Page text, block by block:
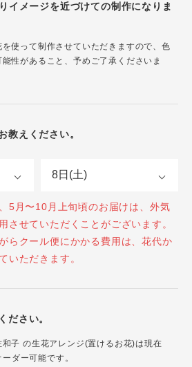
イメージを近づけての制作になりま
使って制作させていただきますので、色
性があること、予めご了承くださいま
教えください。
5月〜10月上旬頃のお届けは、外気
させていただくことがございます。
らクール便にかかる費用は、花代か
いただきます。
ださい。
子 の生花アレンジ(置けるお花)は現在
ーダー可能です。